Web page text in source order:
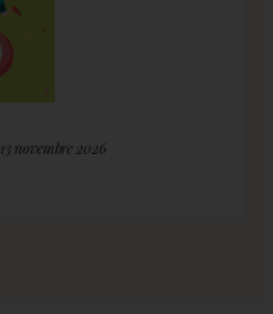
par vendredi 13 novembre à 17h30 - 13 novembre 2026